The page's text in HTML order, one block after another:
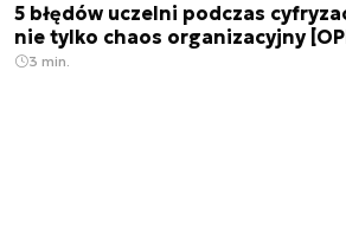
5 błędów uczelni podczas
nie tylko chaos organizacyjny
3 min.